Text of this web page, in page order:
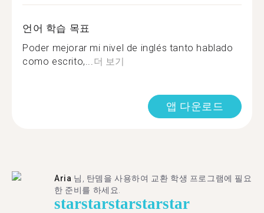
언어 학습 목표
Poder mejorar mi nivel de inglés tanto hablado
como escrito,...더 보기
앱 다운로드
Aria 님, 탄뎀을 사용하여 교환 학생 프로그램에 필요
한 준비를 하세요.
starstarstarstarstar